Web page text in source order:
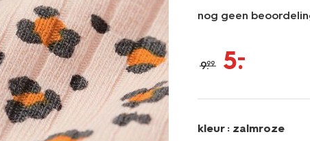
nog geen
overslagromper-
9.99 5.
–
kleur : zalmroze